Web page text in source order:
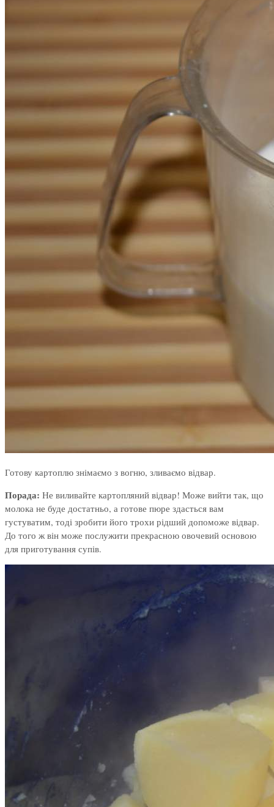
Готову картоплю знімаємо з вогню, зливаємо відвар.
Порада: Не виливайте картопляний відвар! Може вийти так, що
молока не буде достатньо, а готове пюре здасться вам
густуватим, тоді зробити його трохи рідший допоможе відвар.
До того ж він може послужити прекрасною овочевий основою
для приготування супів.